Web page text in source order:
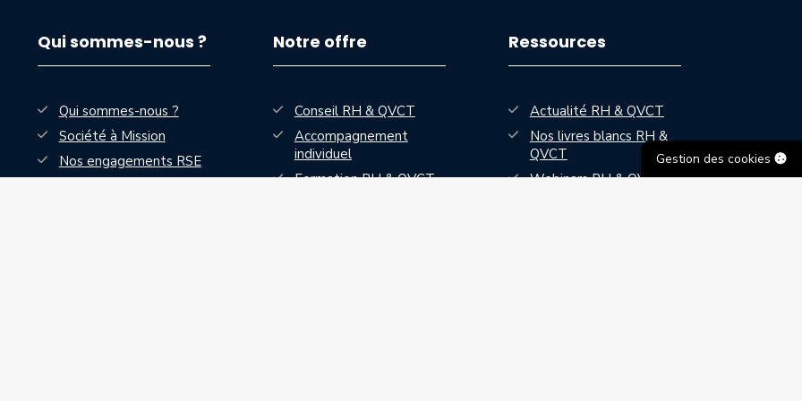
Qui sommes-nous ?
Qui sommes-nous ?
Société à Mission
Nos engagements RSE
Notre offre
Conseil RH & QVCT
Accompagnement
individuel
Formation RH & QVCT
Ressources
Actualité RH & QVCT
Nos livres blancs RH &
QVCT
Webinars RH & QVCT— nouvelle fenêtre
Gestion des cookies